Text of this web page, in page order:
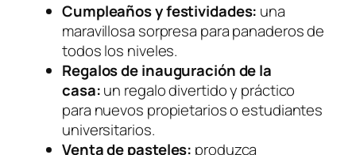
Cumpleaños y festividades: una
maravillosa sorpresa para panaderos de
todos los niveles.
Regalos de inauguración de la
casa:un regalo divertido y práctico
para nuevos propietarios o estudiantes
universitarios.
Venta de pasteles: produzca